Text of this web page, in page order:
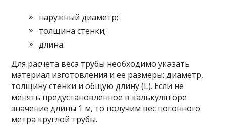
наружный диаметр;
толщина стенки;
длина.
Для расчета веса трубы необходимо указать
материал изготовления и ее размеры: диаметр,
толщину стенки и общую длину (L). Если не
менять предустановленное в калькуляторе
значение длины 1 м, то получим вес погонного
метра круглой трубы.